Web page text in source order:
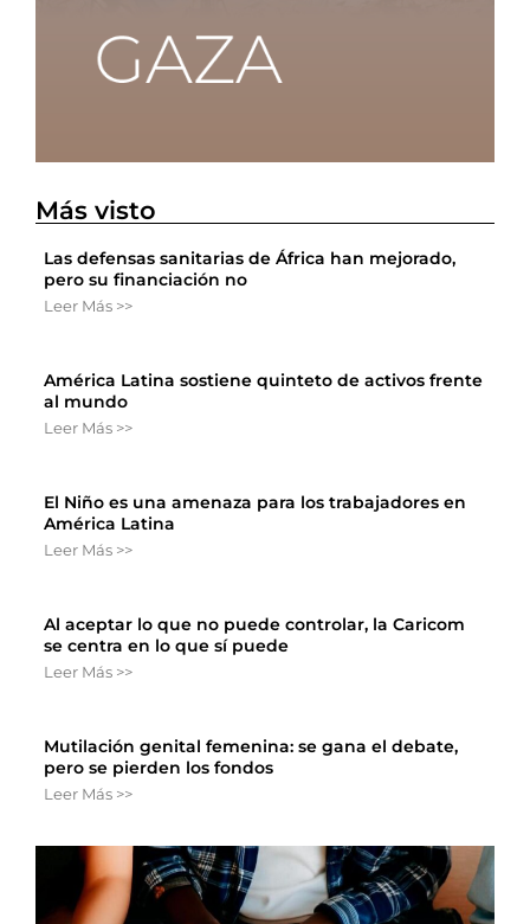
Más visto
Las defensas sanitarias de África han mejorado,
pero su financiación no
Leer Más >>
América Latina sostiene quinteto de activos frente
al mundo
Leer Más >>
El Niño es una amenaza para los trabajadores en
América Latina
Leer Más >>
Al aceptar lo que no puede controlar, la Caricom
se centra en lo que sí puede
Leer Más >>
Mutilación genital femenina: se gana el debate,
pero se pierden los fondos
Leer Más >>